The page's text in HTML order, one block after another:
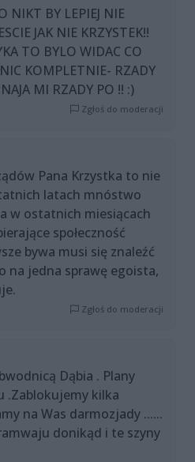
NIKT BY LEPIEJ NIE
JAK NIE KRZYSTEK!!
TO BYLO WIDAC CO
KOMPLETNIE- RZADY
MI RZADY PO !! :)
Zgłoś do moderacji
Pana Krzystka to nie
latach mnóstwo
w ostatnich miesiącach
społeczność
bywa musi się znaleźć
na jedna sprawę egoista,
Zgłoś do moderacji
Dąbia . Plany
.Zablokujemy kilka
na Was darmozjady ......
donikąd i te szyny